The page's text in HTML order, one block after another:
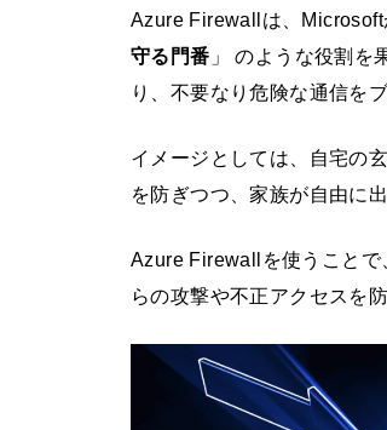
Azure Firewallは、Microsoft
守る門番 」 のような役割を
り、不要なり危険な通信を
イメージとしては、自宅の
を防ぎつつ、家族が自由に
Azure Firewallを使うことで
らの攻撃や不正アクセスを